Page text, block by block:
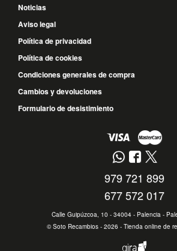
Noticias
Aviso legal
Política de privacidad
Política de cookies
Condiciones generales de compra
Cambios y devoluciones
Formulario de desistimiento
979 721 899
677 572 017
Calle Guipúzcoa, 10 - 34004 - Palencia -
©Soto Recambios- 2026 - Tienda online de